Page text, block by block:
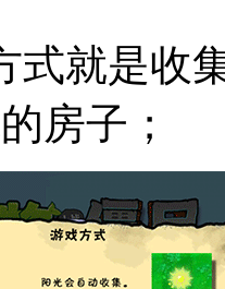
式就是收
房子；